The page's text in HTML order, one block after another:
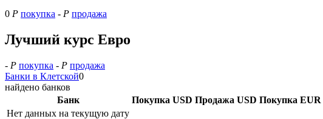
0 Р покупка - Р продажа
Лучший курс Евро
- Р покупка - Р продажа
Банки в Клетской0
найдено банков
Банк
Покупка USD Продажа USD Покупка EUR
Нет данных на текущую дату